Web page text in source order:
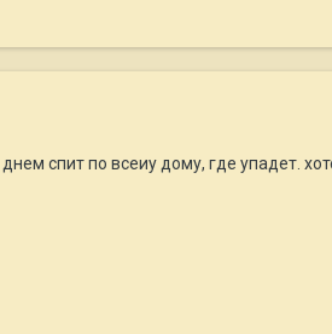
спит по всеиу дому, где упадет.